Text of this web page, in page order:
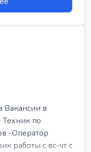
Вакансии в
Техник по
-Оператор
работы с вс-чт с